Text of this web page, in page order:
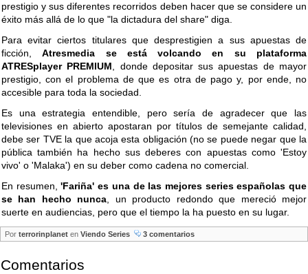
prestigio y sus diferentes recorridos deben hacer que se considere un
éxito más allá de lo que "la dictadura del share" diga.
Para evitar ciertos titulares que desprestigien a sus apuestas de
ficción,Atresmedia se está volcando en su plataforma
ATRESplayer PREMIUM , donde depositar sus apuestas de mayor
prestigio, con el problema de que es otra de pago y, por ende, no
accesible para toda la sociedad.
Es una estrategia entendible, pero sería de agradecer que las
televisiones en abierto apostaran por títulos de semejante calidad,
debe ser TVE la que acoja esta obligación (no se puede negar que la
pública también ha hecho sus deberes con apuestas como 'Estoy
vivo' o 'Malaka') en su deber como cadena no comercial.
En resumen,'Fariña' es una de las mejores series españolas que
se han hecho nunca , un producto redondo que mereció mejor
suerte en audiencias, pero que el tiempo la ha puesto en su lugar.
Por terrorinplanet en Viendo Series 3 comentarios
Comentarios